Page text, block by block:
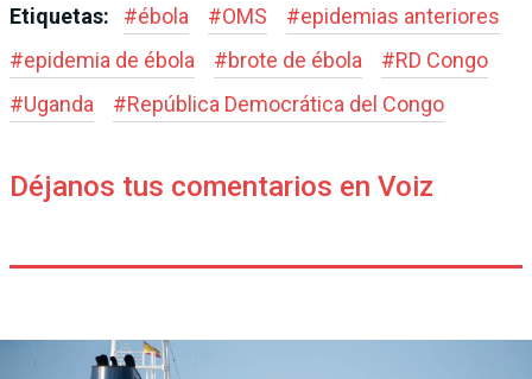
Etiquetas: #ébola #OMS #epidemias anteriores
#epidemia de ébola #brote de ébola #RD Congo
#Uganda #República Democrática del Congo
Déjanos tus comentarios en Voiz